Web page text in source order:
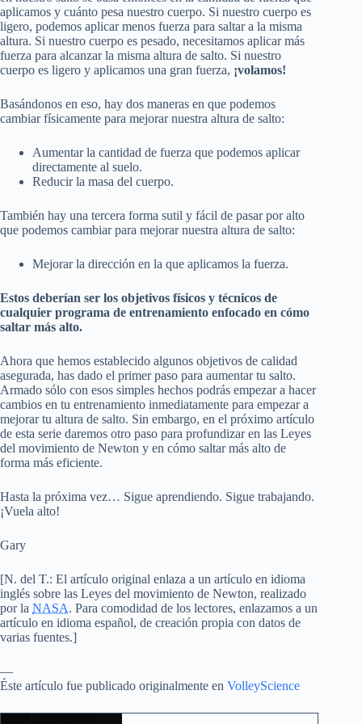
aplicamos y cuánto pesa nuestro cuerpo. Si nuestro cuerpo es
ligero, podemos aplicar menos fuerza para saltar a la misma
altura. Si nuestro cuerpo es pesado, necesitamos aplicar más
fuerza para alcanzar la misma altura de salto. Si nuestro
cuerpo es ligero y aplicamos una gran fuerza, ¡volamos!
Basándonos en eso, hay dos maneras en que podemos
cambiar físicamente para mejorar nuestra altura de salto:
Aumentar la cantidad de fuerza que podemos aplicar
directamente al suelo.
Reducir la masa del cuerpo.
También hay una tercera forma sutil y fácil de pasar por alto
que podemos cambiar para mejorar nuestra altura de salto:
Mejorar la dirección en la que aplicamos la fuerza.
Estos deberían ser los objetivos físicos y técnicos de
cualquier programa de entrenamiento enfocado en cómo
saltar más alto.
Ahora que hemos establecido algunos objetivos de calidad
asegurada, has dado el primer paso para aumentar tu salto.
Armado sólo con esos simples hechos podrás empezar a hacer
cambios en tu entrenamiento inmediatamente para empezar a
mejorar tu altura de salto. Sin embargo, en el próximo artículo
de esta serie daremos otro paso para profundizar en las Leyes
del movimiento de Newton y en cómo saltar más alto de
forma más eficiente.
Hasta la próxima vez… Sigue aprendiendo. Sigue trabajando.
¡Vuela alto!
Gary
[N. del T.: El artículo original enlaza a un artículo en idioma
inglés sobre las Leyes del movimiento de Newton, realizado
por la NASA. Para comodidad de los lectores, enlazamos a un
artículo en idioma español, de creación propia con datos de
varias fuentes.]
—
Éste artículo fue publicado originalmente en VolleyScience